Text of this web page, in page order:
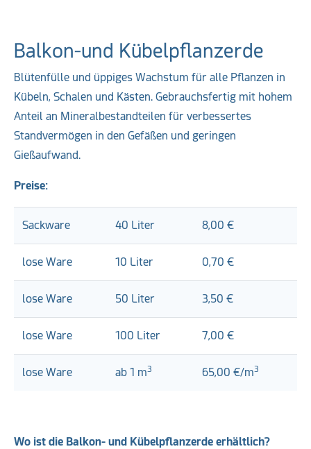
Balkon-und Kübelpflanzerde
Blütenfülle und üppiges Wachstum für alle Pflanzen in
Kübeln, Schalen und Kästen. Gebrauchsfertig mit hohem
Anteil an Mineralbestandteilen für verbessertes
Standvermögen in den Gefäßen und geringen
Gießaufwand.
Preise:
Sackware 40 Liter 8,00 €
lose Ware 10 Liter 0,70 €
lose Ware 50 Liter 3,50 €
lose Ware 100 Liter 7,00 €
lose Ware ab 1 m3 65,00 €/m3
Wo ist die Balkon- und Kübelpflanzerde erhältlich?